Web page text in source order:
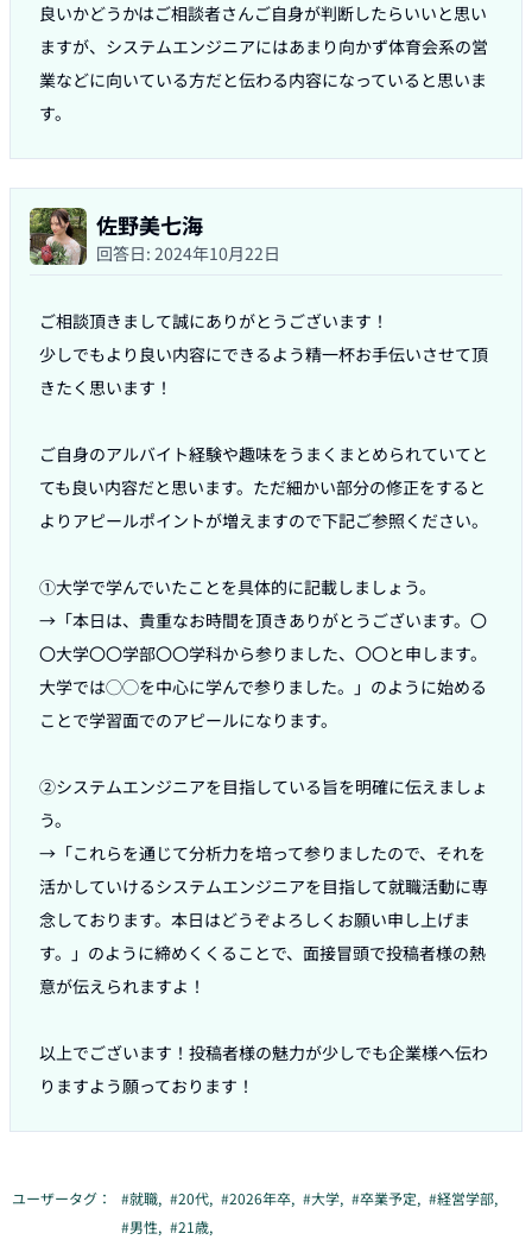
良いかどうかはご相談者さんご自身が判断したらいいと思い
ますが、システムエンジニアにはあまり向かず体育会系の営
業などに向いている方だと伝わる内容になっていると思いま
す。
佐野美七海
回答日: 2024年10月22日
ご相談頂きまして誠にありがとうございます！
少しでもより良い内容にできるよう精一杯お手伝いさせて頂
きたく思います！
ご自身のアルバイト経験や趣味をうまくまとめられていてと
ても良い内容だと思います。ただ細かい部分の修正をすると
よりアピールポイントが増えますので下記ご参照ください。
①大学で学んでいたことを具体的に記載しましょう。
→「本日は、貴重なお時間を頂きありがとうございます。〇
〇大学〇〇学部〇〇学科から参りました、〇〇と申します。
大学では◯◯を中心に学んで参りました。」のように始める
ことで学習面でのアピールになります。
②システムエンジニアを目指している旨を明確に伝えましょ
う。
→「これらを通じて分析力を培って参りましたので、それを
活かしていけるシステムエンジニアを目指して就職活動に専
念しております。本日はどうぞよろしくお願い申し上げま
す。」のように締めくくることで、面接冒頭で投稿者様の熱
意が伝えられますよ！
以上でございます！投稿者様の魅力が少しでも企業様へ伝わ
りますよう願っております！
ユーザータグ： #就職, #20代, #2026年卒, #大学, #卒業予定, #経営学部,
#男性, #21歳,